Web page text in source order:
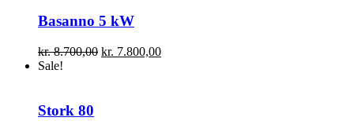
kr. 5.800,00.
Basanno 5 kW
kr.8.700,00 Den
kr. 7.800,00Den
Sale!
Stork 80